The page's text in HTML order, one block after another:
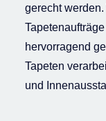
gerecht
hervorragend
Tapeten
und